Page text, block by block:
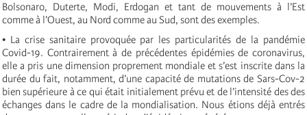
Bolsonaro, Duterte, Modi, Erdogan et tant de mouvements à l’Est
comme à l’Ouest, au Nord comme au Sud, sont des exemples.
• La crise sanitaire provoquée par les particularités de la pandémie
Covid-19. Contrairement à de précédentes épidémies de coronavirus,
elle a pris une dimension proprement mondiale et s’est inscrite dans la
durée du fait, notamment, d’une capacité de mutations de Sars-Cov-2
bien supérieure à ce qui était initialement prévu et de l’intensité des des
échanges dans le cadre de la mondialisation. Nous étions déjà entrés